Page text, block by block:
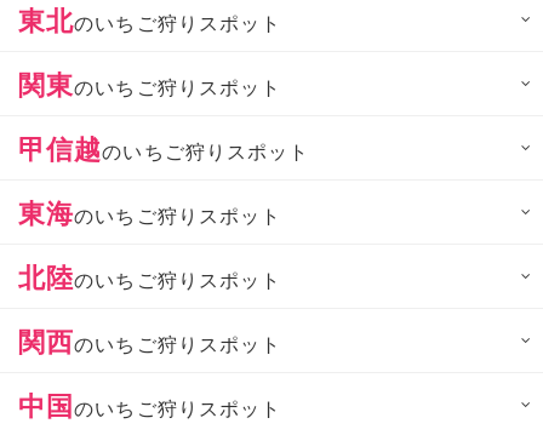
東北のいちご狩りスポット
関東のいちご狩りスポット
甲信越のいちご狩りスポット
東海のいちご狩りスポット
北陸のいちご狩りスポット
関西のいちご狩りスポット
中国のいちご狩りスポット